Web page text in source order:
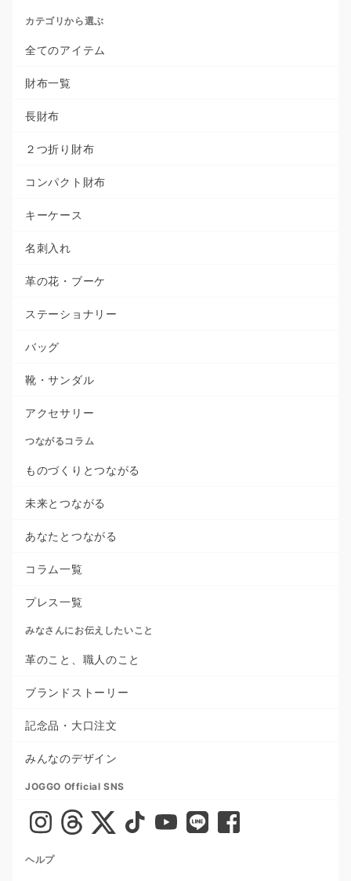
カテゴリから選ぶ
全てのアイテム
財布一覧
長財布
２つ折り財布
コンパクト財布
キーケース
名刺入れ
革の花・ブーケ
ステーショナリー
バッグ
靴・サンダル
アクセサリー
つながるコラム
ものづくりとつながる
未来とつながる
あなたとつながる
コラム一覧
プレス一覧
みなさんにお伝えしたいこと
革のこと、職人のこと
ブランドストーリー
記念品・大口注文
みんなのデザイン
JOGGO Official SNS
ヘルプ